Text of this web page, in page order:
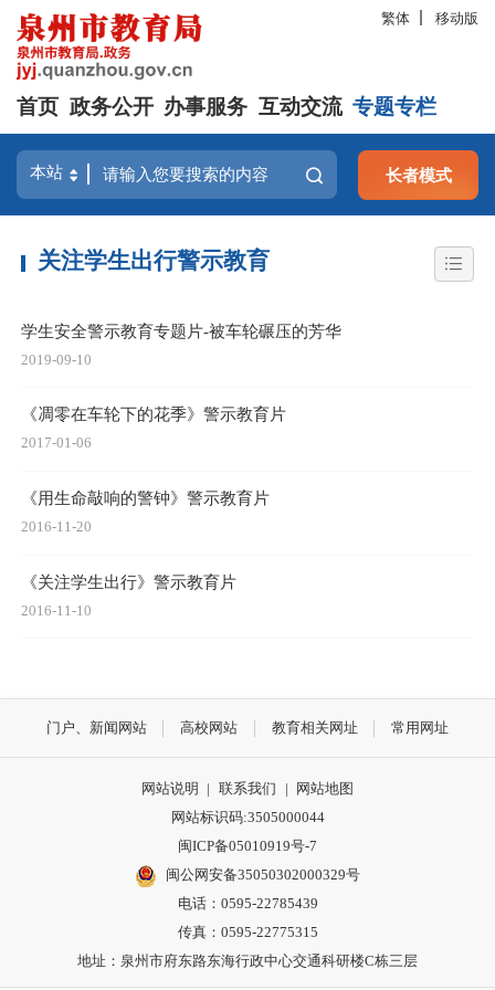
繁体 移动版
首页 政务公开 办事服务 互动交流 专题专栏
长者模式
关注学生出行警示教育
学生安全警示教育专题片-被车轮碾压的芳华
2019-09-10
《凋零在车轮下的花季》警示教育片
2017-01-06
《用生命敲响的警钟》警示教育片
2016-11-20
《关注学生出行》警示教育片
2016-11-10
门户、新闻网站 高校网站 教育相关网址 常用网址
网站说明 | 联系我们 |
网站地图
网站标识码:3505000044
闽ICP备05010919号-7
闽公网安备35050302000329号
电话：0595-22785439
传真：0595-22775315
地址：泉州市府东路东海行政中心交通科研楼C栋三层